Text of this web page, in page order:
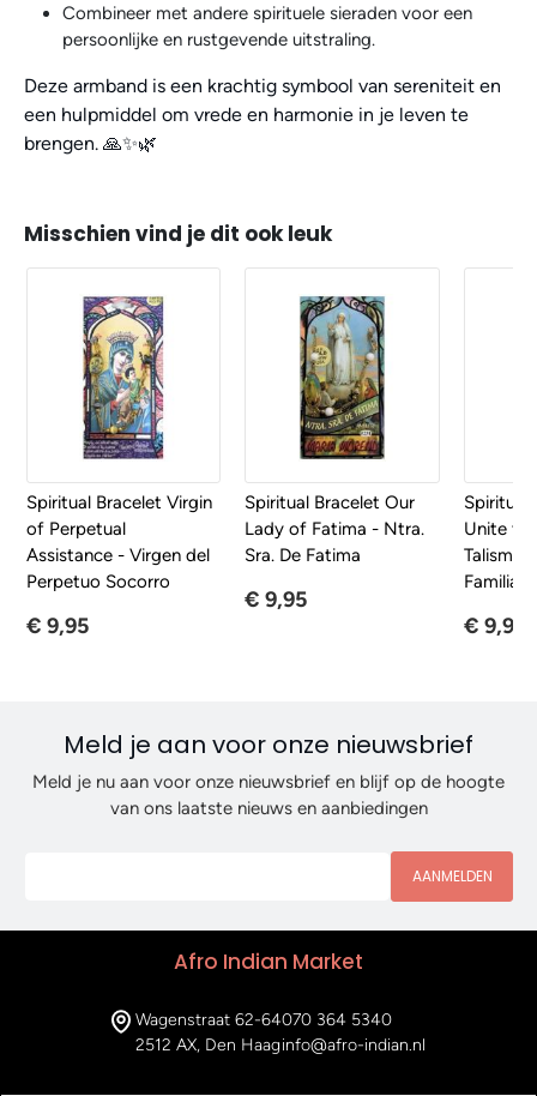
Combineer met andere spirituele sieraden voor een
persoonlijke en rustgevende uitstraling.
Deze armband is een krachtig symbool van sereniteit en
een hulpmiddel om vrede en harmonie in je leven te
brengen. 🙏✨🌿
Misschien vind je dit ook leuk
Spiritual Bracelet Virgin
of Perpetual
Assistance - Virgen del
Perpetuo Socorro
€ 9,95
Spiritual Bracelet Our
Lady of Fatima - Ntra.
Sra. De Fatima
€ 9,95
Spiritual
Unite
Familia
€ 9,95
Meld je aan voor onze nieuwsbrief
Meld je nu aan voor onze nieuwsbrief en blijf op de hoogte
van ons laatste nieuws en aanbiedingen
AANMELDEN
Afro Indian Market
Wagenstraat 62-64
2512 AX, Den Haag
070 364 5340
info@afro-indian.nl